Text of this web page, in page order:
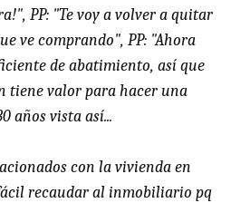
PP: "Te voy a volver a quitar
ve comprando", PP: "Ahora
de abatimiento, así que
tiene valor para hacer una
años vista así...
con la vivienda en
recaudar al inmobiliario pq